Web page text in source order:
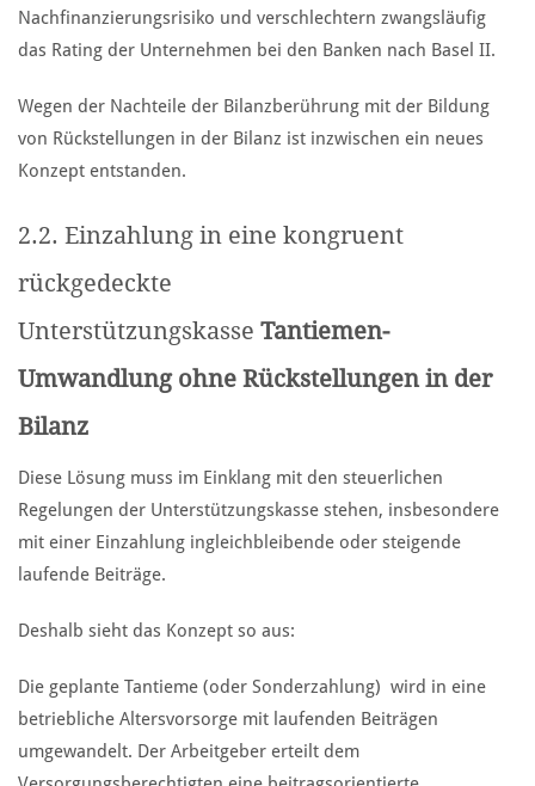
Nachfinanzierungsrisiko und verschlechtern zwangsläufig
das Rating der Unternehmen bei den Banken nach Basel II.
Wegen der Nachteile der Bilanzberührung mit der Bildung
von Rückstellungen in der Bilanz ist inzwischen ein neues
Konzept entstanden.
2.2. Einzahlung in eine kongruent
rückgedeckte
Unterstützungskasse Tantiemen-
Umwandlung ohne Rückstellungen in der
Bilanz
Diese Lösung muss im Einklang mit den steuerlichen
Regelungen der Unterstützungskasse stehen, insbesondere
mit einer Einzahlung ingleichbleibende oder steigende
laufende Beiträge.
Deshalb sieht das Konzept so aus:
Die geplante Tantieme (oder Sonderzahlung) wird in eine
betriebliche Altersvorsorge mit laufenden Beiträgen
umgewandelt. Der Arbeitgeber erteilt dem